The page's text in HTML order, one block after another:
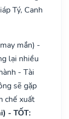
Tý, Canh
mắn) -
lại nhiều
- Tài
sẽ gặp
chế xuất
- TỐT: